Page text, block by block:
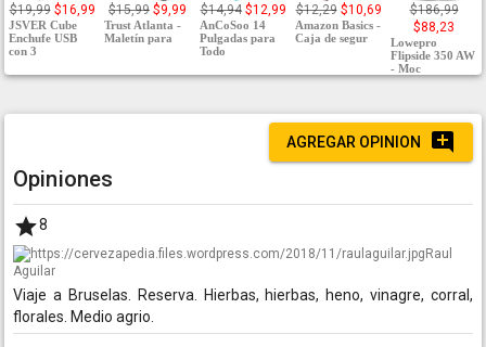
$19,99 $16,99
JSVER Cube
Enchufe USB
con 3
$15,99 $9,99
Trust Atlanta -
Maletín para
$14,94 $12,99
AnCoSoo 14
Pulgadas para
Todo
$12,29 $10,69
Amazon Basics -
Caja de segur
$186,99
$88,23
Lowepro
Flipside 350 AW
- Moc
AGREGAR OPINION
Opiniones
8
Raul
Aguilar
Viaje a Bruselas. Reserva. Hierbas, hierbas, heno, vinagre, corral,
florales. Medio agrio.